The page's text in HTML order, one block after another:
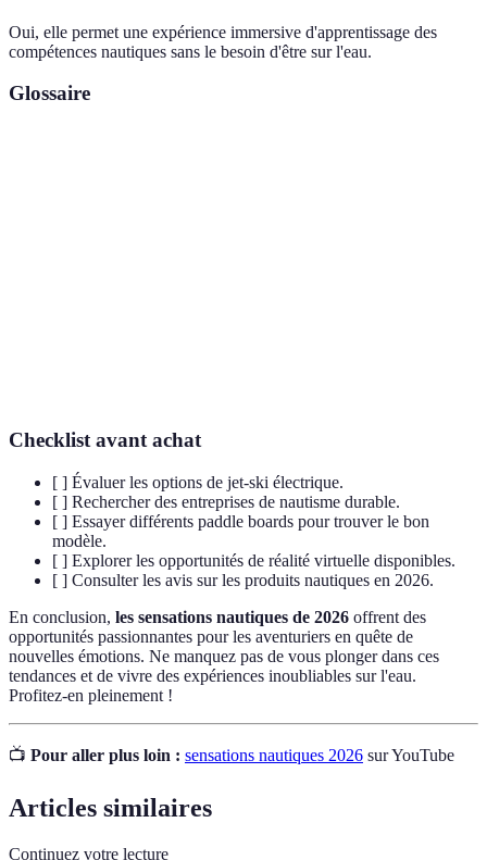
Oui, elle permet une expérience immersive d'apprentissage des
compétences nautiques sans le besoin d'être sur l'eau.
Glossaire
Checklist avant achat
[ ] Évaluer les options de jet-ski électrique.
[ ] Rechercher des entreprises de nautisme durable.
[ ] Essayer différents paddle boards pour trouver le bon
modèle.
[ ] Explorer les opportunités de réalité virtuelle disponibles.
[ ] Consulter les avis sur les produits nautiques en 2026.
En conclusion, les sensations nautiques de 2026 offrent des
opportunités passionnantes pour les aventuriers en quête de
nouvelles émotions. Ne manquez pas de vous plonger dans ces
tendances et de vivre des expériences inoubliables sur l'eau.
Profitez-en pleinement !
📺 Pour aller plus loin : sensations nautiques 2026 sur YouTube
Articles similaires
Continuez votre lecture